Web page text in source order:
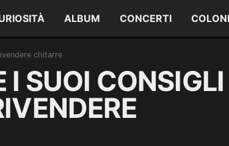
ALBUM CONCERTI
chitarre
SUOI CONSIGLI